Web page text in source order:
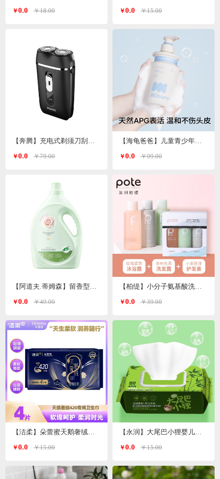
￥0.0 ￥18.00
【奔腾】充电式剃须刀刮胡刀PQ8602
￥0.0 ￥79.00
￥0.0 ￥49.00
￥0.0 ￥15.00
￥0.0 ￥15.00
【海龟爸爸】儿童青少年沐浴露/洗发水500ml/瓶
￥0.0 ￥99.00
￥0.0 ￥39.00
￥0.0 ￥15.00